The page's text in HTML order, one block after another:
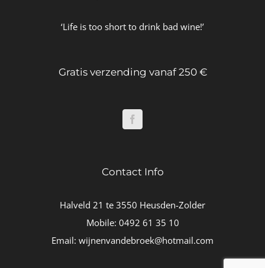
‘Life is too short to drink bad wine!’
Gratis verzending vanaf 250 €
Contact Info
Halveld 21 te 3550 Heusden-Zolder
Mobile: 0492 61 35 10
Email: wijnenvandebroek@hotmail.com